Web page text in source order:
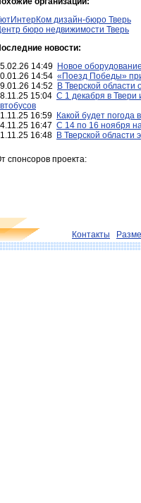
дизайн-бюро Тверь
бюро недвижимости Тверь
новости:
14:49 Новое
14:54 «Поезд Победы»
14:52
В Тверской области
15:04 С 1 декабря в Твери
16:59 Какой будет погода
16:47 С 14 по 16 ноября
16:48 В Тверской области
спонсоров проекта:
Контакты